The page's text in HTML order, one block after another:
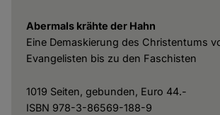
Abermals krähte der Hahn
Eine Demaskierung des Christentums
Evangelisten bis zu den Faschisten
1019 Seiten, gebunden, Euro 44.-
ISBN 978-3-86569-188-9